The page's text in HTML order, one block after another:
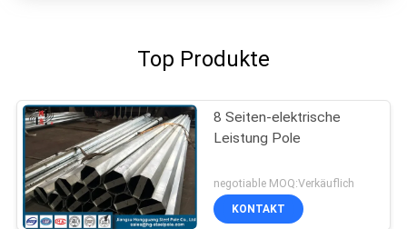
Top Produkte
8 Seiten-elektrische
Leistung Pole
negotiable MOQ:Verkäuflich
KONTAKT